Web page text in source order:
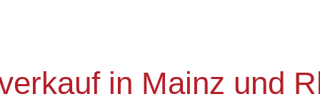
in Mainz und